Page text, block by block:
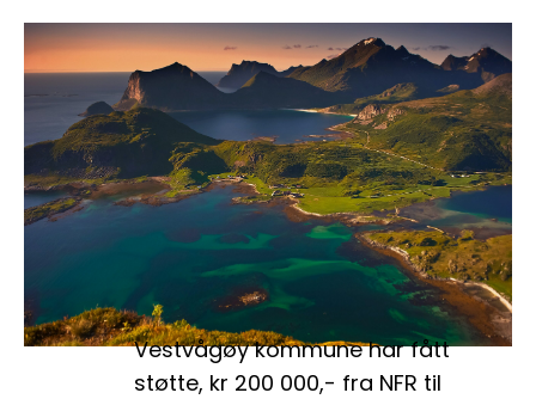
Vestvågøy kommune har fått
støtte, kr 200 000,- fra NFR til